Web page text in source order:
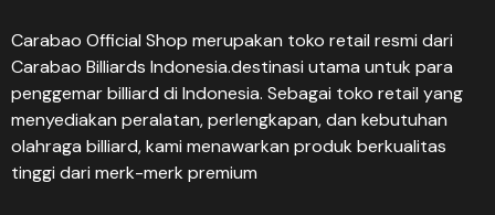
Carabao Official Shop merupakan toko retail resmi dari
Carabao Billiards Indonesia.destinasi utama untuk para
penggemar billiard di Indonesia. Sebagai toko retail yang
menyediakan peralatan, perlengkapan, dan kebutuhan
olahraga billiard, kami menawarkan produk berkualitas
tinggi dari merk-merk premium